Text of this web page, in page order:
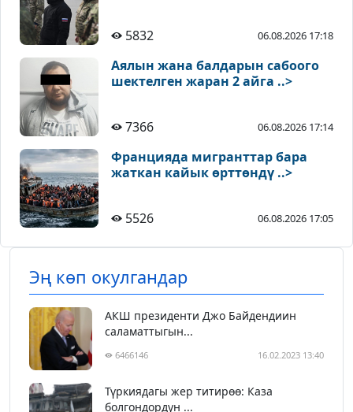
5832 06.08.2026 17:18
Аялын жана балдарын сабоого
шектелген жаран 2 айга ..>
7366 06.08.2026 17:14
Францияда мигранттар бара
жаткан кайык өрттөндү ..>
5526 06.08.2026 17:05
Эң көп окулгандар
АКШ президенти Джо Байдендиин
саламаттыгын...
6466146 16.02.2023 13:40
Түркиядагы жер титирөө: Каза
болгондордун ...